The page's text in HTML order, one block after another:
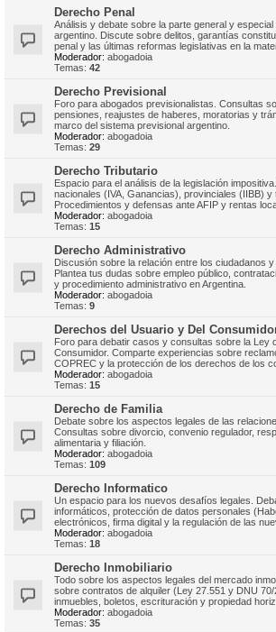
Derecho Penal
Análisis y debate sobre la parte general y
argentino. Discute sobre delitos, garantías
penal y las últimas reformas legislativas en la
Moderador: abogadoia
Temas: 42
Derecho Previsional
Foro para abogados previsionalistas. Consultas
pensiones, reajustes de haberes, moratorias y
marco del sistema previsional argentino.
Moderador: abogadoia
Temas: 29
Derecho Tributario
Espacio para el análisis de la legislación
nacionales (IVA, Ganancias), provinciales (IIBB) y
Procedimientos y defensas ante AFIP y rentas
Moderador: abogadoia
Temas: 15
Derecho Administrativo
Discusión sobre la relación entre los ciudadanos y
Plantea tus dudas sobre empleo público,
y procedimiento administrativo en Argentina.
Moderador: abogadoia
Temas: 9
Derechos del Usuario y Del
Foro para debatir casos y consultas sobre la Ley
Consumidor. Comparte experiencias sobre
COPREC y la protección de los derechos de los
Moderador: abogadoia
Temas: 15
Derecho de Familia
Debate sobre los aspectos legales de las
Consultas sobre divorcio, convenio regulador,
alimentaria y filiación.
Moderador: abogadoia
Temas: 109
Derecho Informatico
Un espacio para los nuevos desafíos legales.
informáticos, protección de datos personales
electrónicos, firma digital y la regulación de las
Moderador: abogadoia
Temas: 18
Derecho Inmobiliario
Todo sobre los aspectos legales del mercado
sobre contratos de alquiler (Ley 27.551 y DNU
inmuebles, boletos, escrituración y propiedad
Moderador: abogadoia
Temas: 35